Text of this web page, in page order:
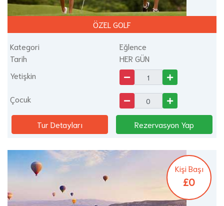
ÖZEL GOLF
Kategori
Eğlence
Tarih
HER GÜN
Yetişkin
Çocuk
Tur Detayları Rezervasyon Yap
Kişi Başı
£0